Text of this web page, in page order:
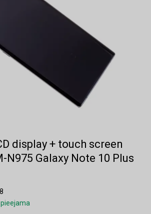
display + touch screen
N975 Galaxy Note 10 Plus
pieejama